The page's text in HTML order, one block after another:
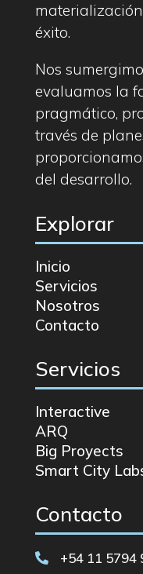
éxito.
Nos
evaluamos la
pragmático,
través de
del desarrollo.
Explorar
Inicio
Servicios
Nosotros
Contacto
Servicios
Interactive
ARQ
Big Proyects
Smart City
Contacto
 +54 11 5794